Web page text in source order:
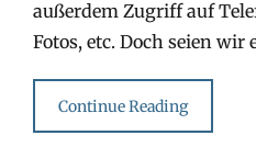
außerdem Zugriff auf
Fotos, etc. Doch seien
Continue Reading